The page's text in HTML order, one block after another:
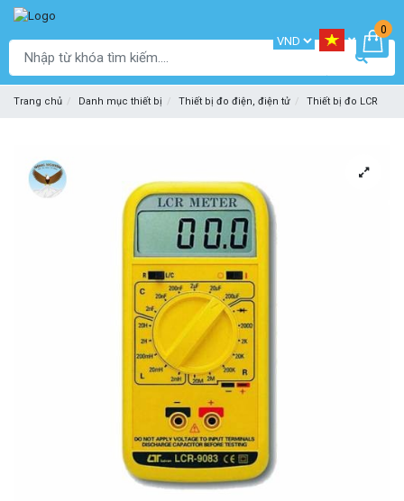
0
Trang chủ Danh mục thiết bị Thiết bị đo điện, điện tử Thiết bị đo LCR